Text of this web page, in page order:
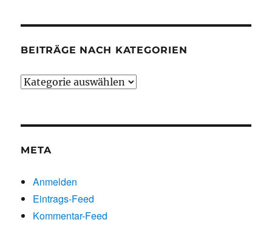
BEITRÄGE NACH KATEGORIEN
Beiträge
META
Anmelden
Eintrags-Feed
Kommentar-Feed